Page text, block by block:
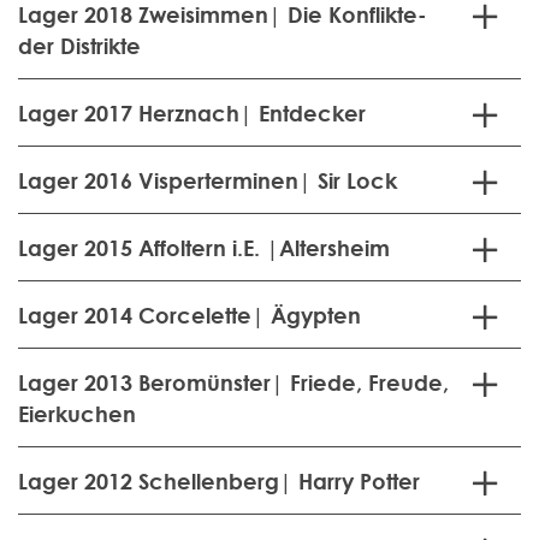
Lager 2018 Zweisimmen| Die Konflikte-
der Distrikte
Lager 2017 Herznach| Entdecker
Lager 2016 Visperterminen| Sir Lock
Lager 2015 Affoltern i.E. |Altersheim
Lager 2014 Corcelette| Ägypten
Lager 2013 Beromünster| Friede, Freude,
Eierkuchen
Lager 2012 Schellenberg| Harry Potter